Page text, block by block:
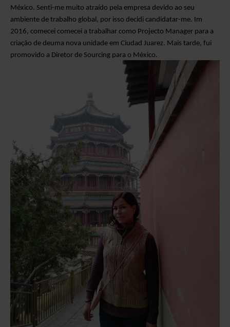
México. Senti-me muito atraído pela empresa devido ao seu
ambiente de trabalho global, por isso decidi candidatar-me. Im
2016, comecei comecei a trabalhar como Projecto Manager para a
criação de deuma nova unidade em Ciudad Juarez. Mais tarde, fui
promovido a Diretor de Sourcing para o México.